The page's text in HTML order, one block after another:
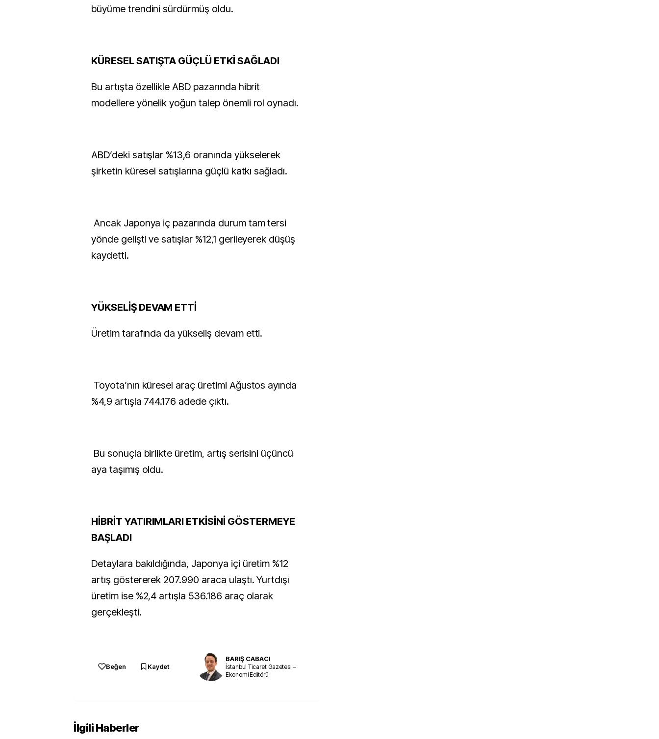
büyüme trendini sürdürmüş oldu.
KÜRESEL SATIŞTA GÜÇLÜ ETKİ SAĞLADI
Bu artışta özellikle ABD pazarında hibrit
modellere yönelik yoğun talep önemli rol oynadı.
ABD’deki satışlar %13,6 oranında yükselerek
şirketin küresel satışlarına güçlü katkı sağladı.
Ancak Japonya iç pazarında durum tam tersi
yönde gelişti ve satışlar %12,1 gerileyerek düşüş
kaydetti.
YÜKSELİŞ DEVAM ETTİ
Üretim tarafında da yükseliş devam etti.
Toyota’nın küresel araç üretimi Ağustos ayında
%4,9 artışla 744.176 adede çıktı.
Bu sonuçla birlikte üretim, artış serisini üçüncü
aya taşımış oldu.
HİBRİT YATIRIMLARI ETKİSİNİ GÖSTERMEYE
BAŞLADI
Detaylara bakıldığında, Japonya içi üretim %12
artış göstererek 207.990 araca ulaştı. Yurtdışı
üretim ise %2,4 artışla 536.186 araç olarak
gerçekleşti.
Beğen Kaydet
BARIŞ CABACI
İstanbul Ticaret Gazetesi –
Ekonomi Editörü
İlgili Haberler